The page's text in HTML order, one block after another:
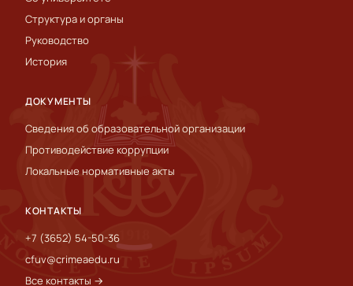
Структура и органы
Руководство
История
ДОКУМЕНТЫ
Сведения об образовательной организации
Противодействие коррупции
Локальные нормативные акты
КОНТАКТЫ
+7 (3652) 54-50-36
cfuv@crimeaedu.ru
Все контакты →